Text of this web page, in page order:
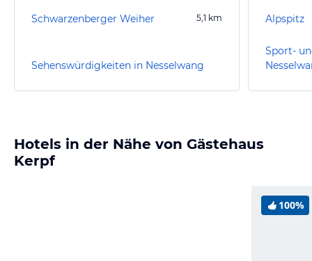
Schwarzenberger Weiher 5,1 km
Sehenswürdigkeiten in Nesselwang
Alpspitz
Sport-
Hotels in der Nähe von Gästehaus
Kerpf
100%